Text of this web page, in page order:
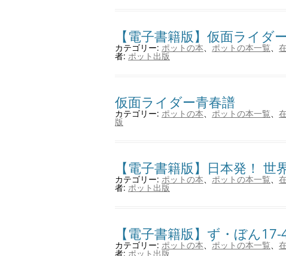
【電子書籍版】仮面ライダ
カテゴリー: ポットの本、 ポットの本一覧、
者:ポット出版
仮面ライダー青春譜
カテゴリー: ポットの本、 ポットの本一覧、
版
【電子書籍版】日本発！
カテゴリー: ポットの本、 ポットの本一覧、
者:ポット出版
【電子書籍版】ず・ぼん
カテゴリー: ポットの本、ポットの本一覧、
者: ポット出版